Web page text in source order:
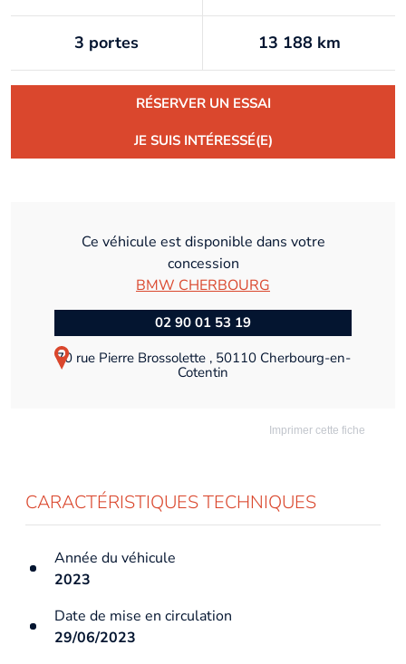
3 portes 13 188 km
RÉSERVER UN ESSAI
JE SUIS INTÉRESSÉ(E)
Ce véhicule est disponible dans votre
concession
BMW CHERBOURG
02 90 01 53 19
70 rue Pierre Brossolette , 50110 Cherbourg-en-
Cotentin
Imprimer cette fiche
CARACTÉRISTIQUES TECHNIQUES
Année du véhicule
2023
Date de mise en circulation
29/06/2023